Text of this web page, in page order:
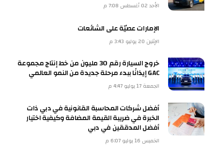
الأحد 02 أغسطس 7:08 م
الإمارات عصيّة على الشائعات
الإثنين 20 يوليو 3:43 م
خروج السيارة رقم 30 مليون من خط إنتاج مجموعة
GAC إيذانًا ببدء مرحلة جديدة من النمو العالمي
الجمعة 17 يوليو 4:47 م
أفضل شركات المحاسبة القانونية في دبي ذات
الخبرة في ضريبة القيمة المضافة وكيفية اختيار
أفضل المدققين في دبي
الخميس 16 يوليو 6:07 م